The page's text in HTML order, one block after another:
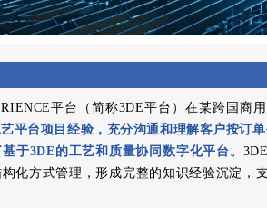
平台（简称3DE平台）在某跨国商
平台项目经验，充分沟通和理解客户按订
于3DE的工艺和质量协同数字化平台。
化方式管理，形成完整的知识经验沉淀，